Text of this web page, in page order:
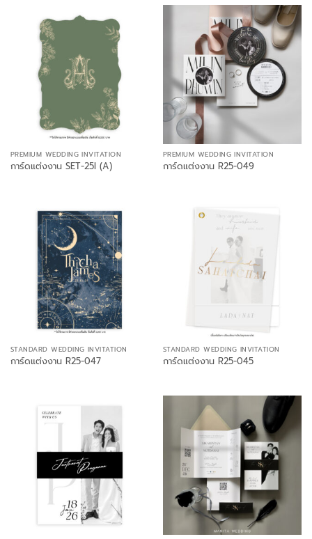
PREMIUM WEDDING INVITATION
การ์ดแต่งงาน SET-25I (A)
PREMIUM WEDDING INVITATION
การ์ดแต่งงาน R25-049
STANDARD WEDDING INVITATION
การ์ดแต่งงาน R25-047
STANDARD WEDDING INVITATION
การ์ดแต่งงาน R25-045